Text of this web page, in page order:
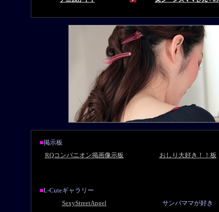
■掲示板
RQコンパニオン掲画像示板
おしり大好き！！板
■L-Cuteギャラリー
SexyStreetAngel
サンバママが好き